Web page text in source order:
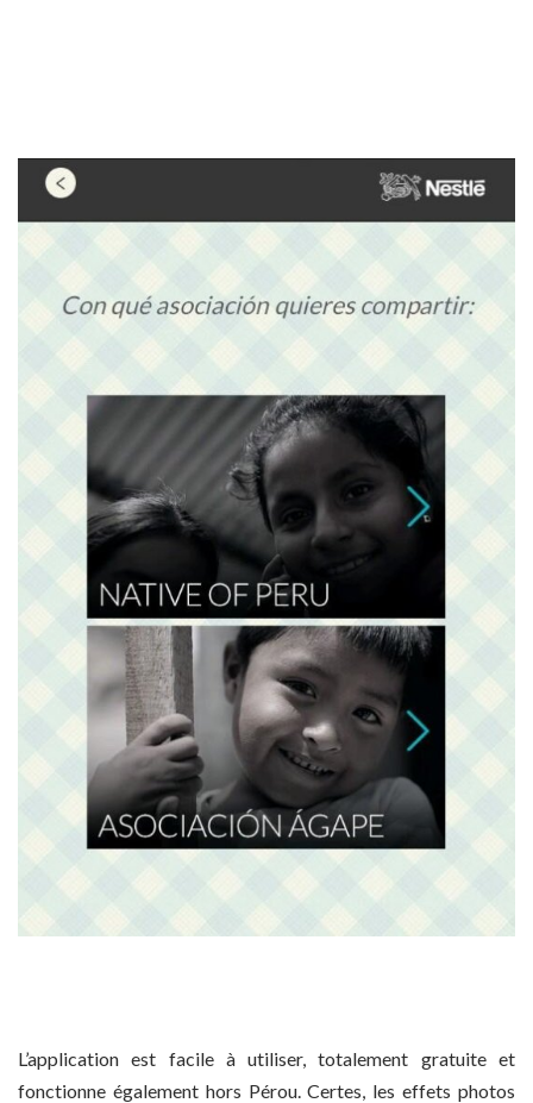
L’application est facile à utiliser, totalement gratuite et
fonctionne également hors Pérou. Certes, les effets photos